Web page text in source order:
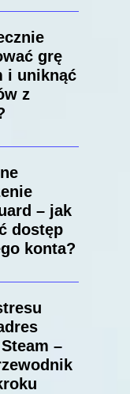
grę
i uniknąć
z
– jak
dostęp
konta?
–